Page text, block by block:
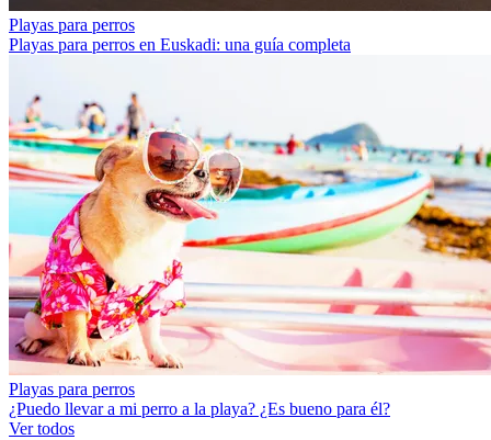
Playas para perros
Playas para perros en Euskadi: una guía completa
Playas para perros
¿Puedo llevar a mi perro a la playa? ¿Es bueno para él?
Ver todos